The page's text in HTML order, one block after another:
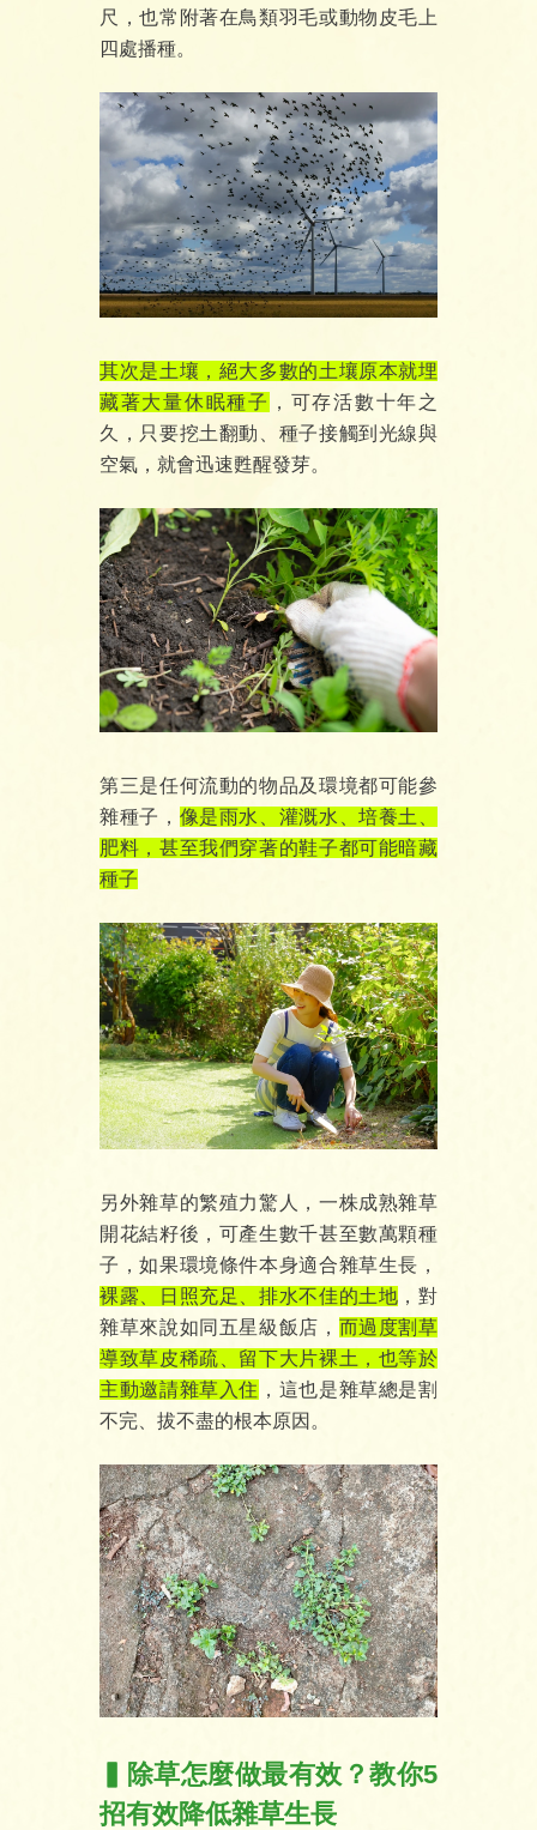
尺，也常附著在鳥類羽毛或動物皮毛上
四處播種。
其次是土壤，絕大多數的土壤原本就埋
藏著大量休眠種子 ，可存活數十年之
久，只要挖土翻動、種子接觸到光線與
空氣，就會迅速甦醒發芽。
第三是任何流動的物品及環境都可能參
雜種子， 像是雨水、灌溉水、培養土、
肥料，甚至我們穿著的鞋子都可能暗藏
種子
另外雜草的繁殖力驚人，一株成熟雜草
開花結籽後，可產生數千甚至數萬顆種
子，如果環境條件本身適合雜草生長，
裸露、日照充足、排水不佳的土地 ，對
雜草來說如同五星級飯店， 而過度割草
導致草皮稀疏、留下大片裸土，也等於
主動邀請雜草入住 ，這也是雜草總是割
不完、拔不盡的根本原因。
▍除草怎麼做最有效？教你5
招有效降低雜草生長